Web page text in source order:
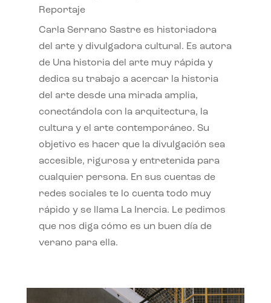
Reportaje
Carla Serrano Sastre es historiadora
del arte y divulgadora cultural. Es autora
de Una historia del arte muy rápida y
dedica su trabajo a acercar la historia
del arte desde una mirada amplia,
conectándola con la arquitectura, la
cultura y el arte contemporáneo. Su
objetivo es hacer que la divulgación sea
accesible, rigurosa y entretenida para
cualquier persona. En sus cuentas de
redes sociales te lo cuenta todo muy
rápido y se llama La Inercia. Le pedimos
que nos diga cómo es un buen día de
verano para ella.